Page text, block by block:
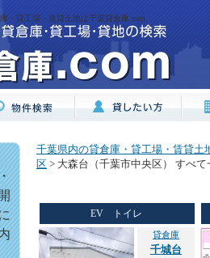
・貸工場・賃貸土地は千葉貸倉庫.com。
千葉県内の貸倉庫・貸工場・賃貸土
区 > 大森台（千葉市中央区） すべて
EV トイレ
貸倉庫
千城台